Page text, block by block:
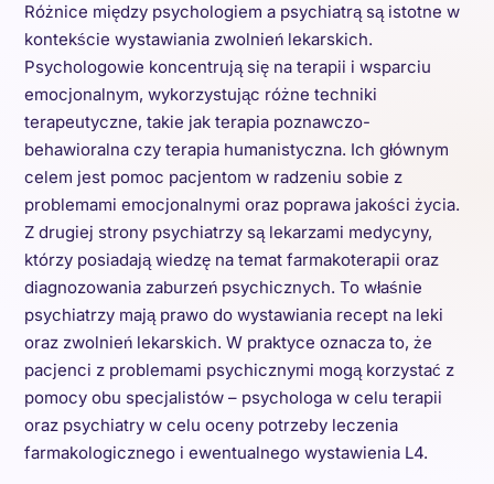
Różnice między psychologiem a psychiatrą są istotne w
kontekście wystawiania zwolnień lekarskich.
Psychologowie koncentrują się na terapii i wsparciu
emocjonalnym, wykorzystując różne techniki
terapeutyczne, takie jak terapia poznawczo-
behawioralna czy terapia humanistyczna. Ich głównym
celem jest pomoc pacjentom w radzeniu sobie z
problemami emocjonalnymi oraz poprawa jakości życia.
Z drugiej strony psychiatrzy są lekarzami medycyny,
którzy posiadają wiedzę na temat farmakoterapii oraz
diagnozowania zaburzeń psychicznych. To właśnie
psychiatrzy mają prawo do wystawiania recept na leki
oraz zwolnień lekarskich. W praktyce oznacza to, że
pacjenci z problemami psychicznymi mogą korzystać z
pomocy obu specjalistów – psychologa w celu terapii
oraz psychiatry w celu oceny potrzeby leczenia
farmakologicznego i ewentualnego wystawienia L4.